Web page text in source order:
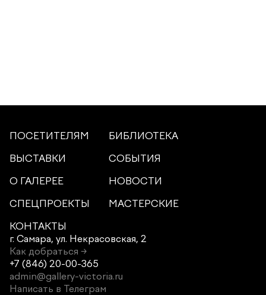
ПОСЕТИТЕЛЯМ
БИБЛИОТЕКА
ВЫСТАВКИ
СОБЫТИЯ
О ГАЛЕРЕЕ
НОВОСТИ
СПЕЦПРОЕКТЫ
МАСТЕРСКИЕ
КОНТАКТЫ
г. Самара, ул. Некрасовская, 2
Как добраться →
+7 (846) 20-00-365
admin@gallery-victoria.ru
Написать в Телеграм